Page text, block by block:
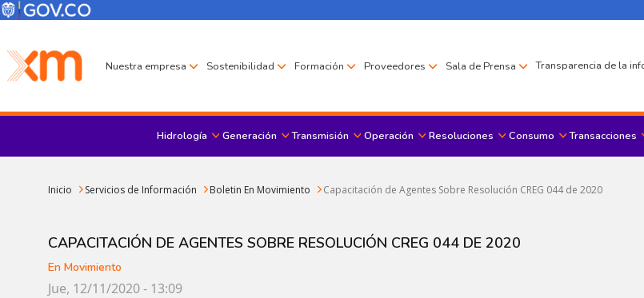
Pasar al contenido principal
Menú Corporativo
Menú de encabezado
Nuestra empresa Sostenibilidad Formación Proveedores Sala de Prensa Transparencia de la
Menu principal
Hidrología Generación Transmisión Operación Resoluciones Consumo Transacciones
Sobrescribir enlaces de ayuda a la navegación
Inicio Servicios de Información Boletin En Movimiento Capacitación de Agentes Sobre Resolución CREG 044 de 2020
CAPACITACIÓN DE AGENTES SOBRE RESOLUCIÓN CREG 044 DE 2020
En Movimiento
Jue, 12/11/2020 - 13:09